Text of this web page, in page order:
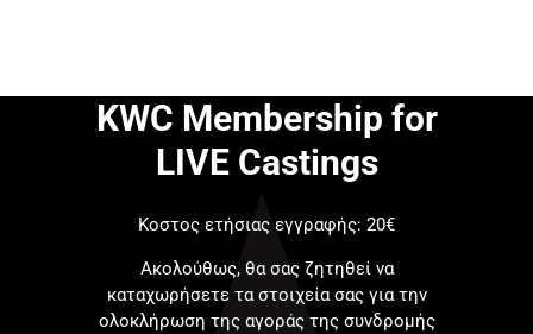
KWC Membership for
LIVE Castings
Κοστος ετήσιας εγγραφής: 20€
Ακολούθως, θα σας ζητηθεί να
καταχωρήσετε τα στοιχεία σας για την
ολοκλήρωση της αγοράς της συνδρομής